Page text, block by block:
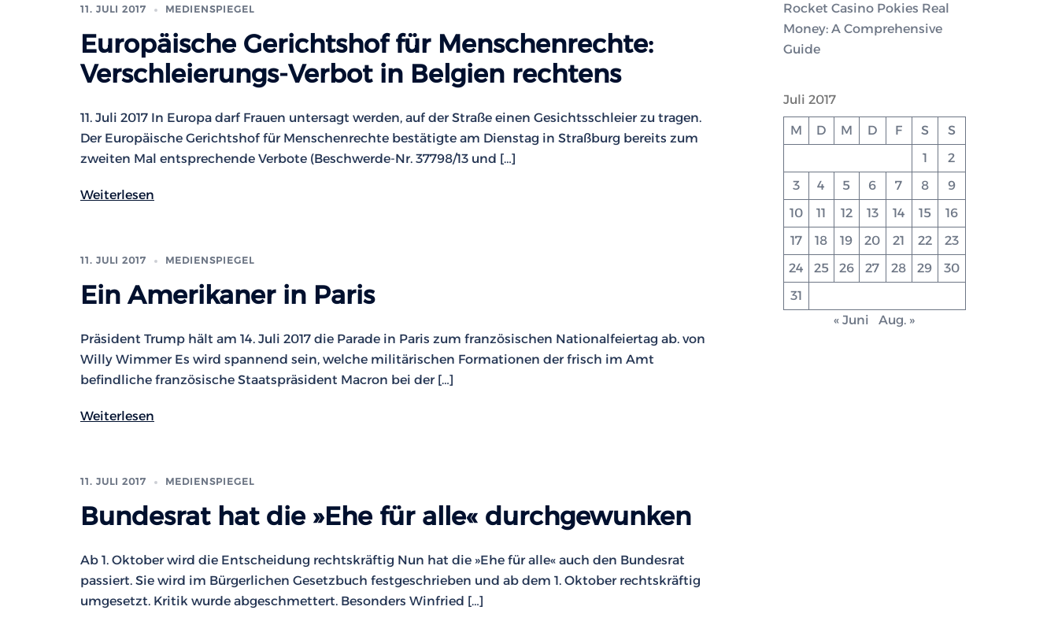
11. JULI 2017 MEDIENSPIEGEL
Europäische Gerichtshof für Menschenrechte:
Verschleierungs-Verbot in Belgien rechtens
11. Juli 2017 In Europa darf Frauen untersagt werden, auf der Straße einen Gesichtsschleier zu tragen.
Der Europäische Gerichtshof für Menschenrechte bestätigte am Dienstag in Straßburg bereits zum
zweiten Mal entsprechende Verbote (Beschwerde-Nr. 37798/13 und […]
Weiterlesen
11. JULI 2017 MEDIENSPIEGEL
Ein Amerikaner in Paris
Präsident Trump hält am 14. Juli 2017 die Parade in Paris zum französischen Nationalfeiertag ab. von
Willy Wimmer Es wird spannend sein, welche militärischen Formationen der frisch im Amt
befindliche französische Staatspräsident Macron bei der […]
Weiterlesen
11. JULI 2017 MEDIENSPIEGEL
Bundesrat hat die »Ehe für alle« durchgewunken
Ab 1. Oktober wird die Entscheidung rechtskräftig Nun hat die »Ehe für alle« auch den Bundesrat
passiert. Sie wird im Bürgerlichen Gesetzbuch festgeschrieben und ab dem 1. Oktober rechtskräftig
umgesetzt. Kritik wurde abgeschmettert. Besonders Winfried […]
Rocket Casino Pokies Real
Money: A Comprehensive
Guide
Juli 2017
M D M D F S
S
1
2
3
4 5 6 7 8
9
10
11 12 13 14 15
16
17
18 19 20 21 22
23
24
25 26 27 28 29
30
31
« Juni
Aug. »